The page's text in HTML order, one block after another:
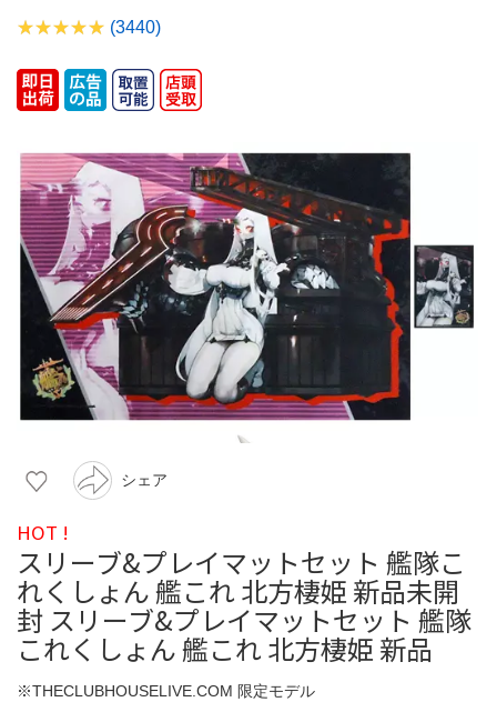
(3440)
シェア
HOT !
スリーブ&プレイマットセット 艦隊こ
れくしょん 艦これ 北方棲姫 新品未開
封 スリーブ&プレイマットセット 艦隊
これくしょん 艦これ 北方棲姫 新品
※THECLUBHOUSELIVE.COM 限定モデル